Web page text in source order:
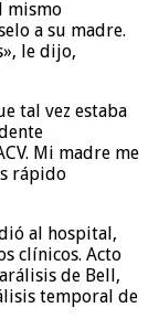
mismo
a su madre.
le dijo,
tal vez estaba
Mi madre me
rápido
al hospital,
clínicos. Acto
de Bell,
temporal de